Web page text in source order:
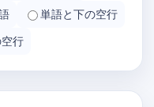
単語と下の空行
行